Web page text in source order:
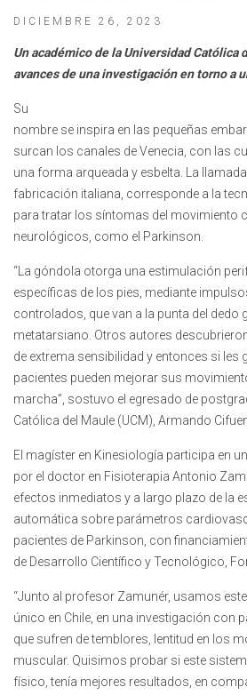
DICIEMBRE 26, 2023
Un académico de la Universidad Católica
avances de una investigación en torno a
Su
nombre se inspira en las pequeñas
surcan los canales de Venecia, con las
una forma arqueada y esbelta. La
fabricación italiana, corresponde a la
para tratar los síntomas del movimiento
neurológicos, como el Parkinson.
“La góndola otorga una estimulación
específicas de los pies, mediante
controlados, que van a la punta del dedo
metatarsiano. Otros autores
de extrema sensibilidad y entonces si les
pacientes pueden mejorar sus
marcha”, sostuvo el egresado de
Católica del Maule (UCM), Armando
El magíster en Kinesiología participa en
por el doctor en Fisioterapia Antonio
efectos inmediatos y a largo plazo de la
automática sobre parámetros
pacientes de Parkinson, con
de Desarrollo Científico y Tecnológico,
“Junto al profesor Zamunér, usamos
único en Chile, en una investigación con
que sufren de temblores, lentitud en los
muscular. Quisimos probar si este
físico, tenía mejores resultados, en